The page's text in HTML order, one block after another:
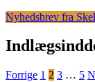
Nyhedsbrev fra
Forrige 1 2 3 … 5